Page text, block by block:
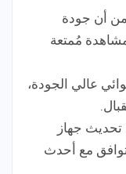
من أن جودة
مُمتعة
عالي الجودة،
تحديث جهاز
مع أحدث